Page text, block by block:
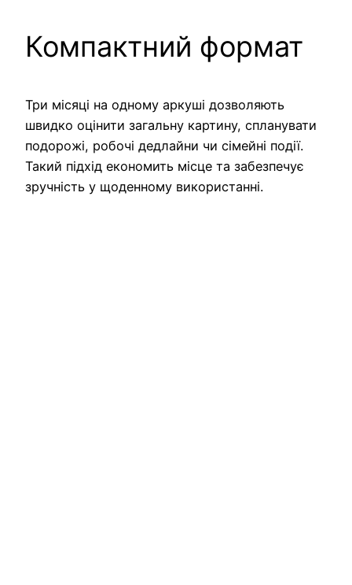
Компактний формат
Три місяці на одному аркуші дозволяють
швидко оцінити загальну картину, спланувати
подорожі, робочі дедлайни чи сімейні події.
Такий підхід економить місце та забезпечує
зручність у щоденному використанні.